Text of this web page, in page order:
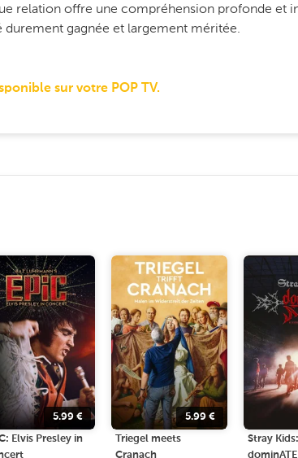
relation offre une compréhension profonde et
durement gagnée et largement méritée.
sur votre POP TV.
5.99 €
Elvis Presley in
5.99€
Triegel meets
Cranach
Stray